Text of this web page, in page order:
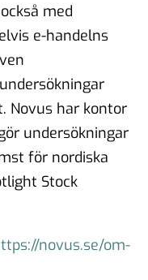
med
e-handelns
Novus har kontor
undersökningar
för nordiska
Stock
novus.se/om-